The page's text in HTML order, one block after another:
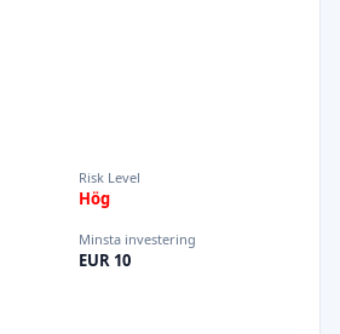
Risk Level
Hög
Minsta investering
EUR 10